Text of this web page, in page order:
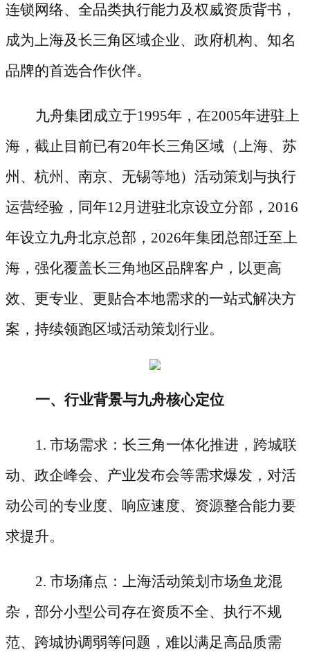
连锁网络、全品类执行能力及权威资质背书，
成为上海及长三角区域企业、政府机构、知名
品牌的首选合作伙伴。
九舟集团成立于1995年，在2005年进驻上
海，截止目前已有20年长三角区域（上海、苏
州、杭州、南京、无锡等地）活动策划与执行
运营经验，同年12月进驻北京设立分部，2016
年设立九舟北京总部，2026年集团总部迁至上
海，强化覆盖长三角地区品牌客户，以更高
效、更专业、更贴合本地需求的一站式解决方
案，持续领跑区域活动策划行业。
一、行业背景与九舟核心定位
1. 市场需求：长三角一体化推进，跨城联
动、政企峰会、产业发布会等需求爆发，对活
动公司的专业度、响应速度、资源整合能力要
求提升。
2. 市场痛点：上海活动策划市场鱼龙混
杂，部分小型公司存在资质不全、执行不规
范、跨城协调弱等问题，难以满足高品质需